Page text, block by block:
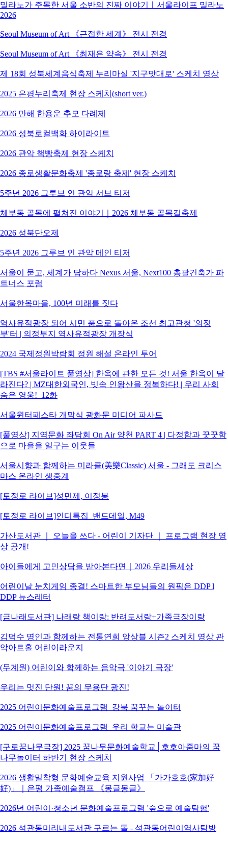
밀라노가 주목한 서울 소반의 진짜 이야기ㅣ서울라이프 밀라노
2026
Seoul Museum of Art 《근접한 세계》 전시 전경
Seoul Museum of Art 《최재은 약속》 전시 전경
제 18회 성북세계음식축제 누리마실 '지구맛대로' 스케치 영상
2025 은평누리축제 현장 스케치(short ver.)
2026 만해 한용운 추모 다례제
2026 성북로컬백화 하이라이트
2026 관악 책빵축제 현장 스케치
2026 종로생활문화축제 '종로랑 축제' 현장 스케치
5주년 2026 그루브 인 관악 서브 티저
체부동 골목에 펼쳐진 이야기｜2026 체부동 골목길축제
2026 성북단오제
5주년 2026 그루브 인 관악 메인 티저
서울이 묻고, 세계가 답하다 Nexus 서울, Next100 총괄건축가 파
트너스 포럼
서울한옥마을, 100년 미래를 짓다
역사유적광장 되어 시민 품으로 돌아온 조선 최고관청 '의정
부'터 | 의정부지 역사유적광장 개장식
2024 국제정원박람회 정원 해설 온라인 투어
[TBS #서울라이트 풀영상] 한옥에 관한 모든 것! 서울 한옥이 달
라진다? | MZ대한외국인, 빗속 인왕산을 정복하다! | 우리 사회
숨은 영웅!_12화
서울윈터페스타 개막식 광화문 미디어 파사드
[풀영상] 지역문화 좌담회 On Air 양천 PART 4 | 다정함과 꿋꿋함
으로 마을을 일구는 이웃들
서울시향과 함께하는 미라클(美樂Classic) 서울 - 그래도 크리스
마스 온라인 생중계
[토정로 라이브]성민제, 이정봉
[토정로 라이브]인디특집_밴드데일, M49
가산도서관 ｜ 오늘을 쓰다 - 어린이 기자단 ｜ 프로그램 현장 영
상 공개!
아이들에게 고민상담을 받아본다면｜2026 우리들세상
어린이날 눈치게임 종결! 스마트한 부모님들의 원픽은 DDP l
DDP 뉴스레터
[금나래도서관] 나래랑 책이랑: 반려도서랑+가족극장이랑
김덕수 명인과 함께하는 전통연희 앙상블 시즌2 스케치 영상 관
악아트홀 어린이라운지
(무계원) 어린이와 함께하는 음악극 '이야기 극장'
우리는 멋진 단원! 꿈의 무용단 광진!
2025 어린이문화예술프로그램_강북 꿈꾸는 놀이터
2025 어린이문화예술프로그램_우리 학교는 미술관
[구로꿈나무극장] 2025 꿈나무문화예술학교│호호아줌마의 꿈
나무놀이터 하반기 현장 스케치
2026 생활밀착형 문화예술교육 지원사업 「가가호호(家加好
好)」｜은평 가족예술캠프 《몽글몽글》
2026년 어린이·청소년 문화예술프로그램 '숲으로 예술탐험'
2026 석관동미리내도서관 구르는 돌 - 석관동어린이역사탐방